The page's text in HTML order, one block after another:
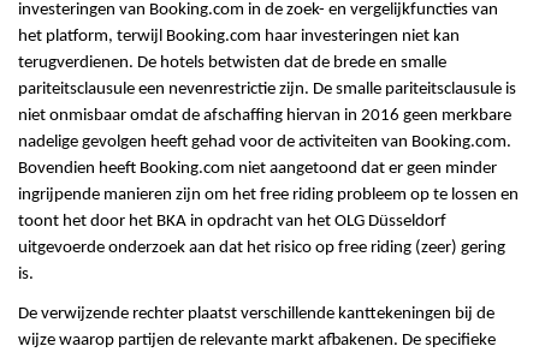
investeringen van Booking.com in de zoek- en vergelijkfuncties van
het platform, terwijl Booking.com haar investeringen niet kan
terugverdienen. De hotels betwisten dat de brede en smalle
pariteitsclausule een nevenrestrictie zijn. De smalle pariteitsclausule is
niet onmisbaar omdat de afschaffing hiervan in 2016 geen merkbare
nadelige gevolgen heeft gehad voor de activiteiten van Booking.com.
Bovendien heeft Booking.com niet aangetoond dat er geen minder
ingrijpende manieren zijn om het free riding probleem op te lossen en
toont het door het BKA in opdracht van het OLG Düsseldorf
uitgevoerde onderzoek aan dat het risico op free riding (zeer) gering
is.
De verwijzende rechter plaatst verschillende kanttekeningen bij de
wijze waarop partijen de relevante markt afbakenen. De specifieke